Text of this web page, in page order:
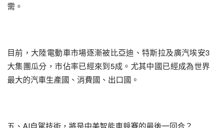
需。
目前，大陸電動車市場逐漸被比亞迪、特斯拉及廣汽埃安3
大集團瓜分，市佔率已經來到5成。尤其中國已經成為世界
最大的汽車生產國、消費國、出口國。